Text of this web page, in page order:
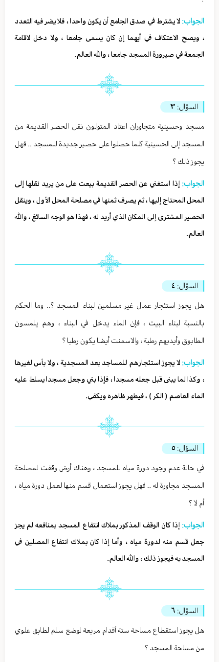
الجواب: لا يشترط في صدق الجامع أن يكون واحدا ، فلا يضر فيه التعدد
، ويصح الاعتكاف في أيهما إن كان يسمى جامعا ، ولا دخل لاقامة
الجمعة في صيرورة المسجد جامعا ، والله العالم.
السؤال: ٣
مسجد وحسينية متجاوران اعتاد المتولون نقل الحصر القديمة من
المسجد إلى الحسينية كلما حصلوا على حصير جديدة للمسجد .. فهل
يجوز ذلك ؟
الجواب: إذا استغني عن الحصر القديمة بيعت على من يريد نقلها إلى
المحل المحتاج إليها ، ثم يصرف ثمنها في مصلحة المحل الأول ، وينقل
الحصير المشترى إلى المكان الذي أريد له ، فهذا هو الوجه السائغ ، والله
العالم.
السؤال: ٤
هل يجوز استئجار عمال غير مسلمين لبناء المسجد ؟.. وما الحكم
بالنسبة لبناء البيت ، فإن الماء يدخل في البناء ، وهم يلمسون
الطابوق وأيديهم رطبة ، والاسمنت أيضا يكون رطبا ؟
الجواب: لا يجوز استئجارهم للمساجد بعد المسجدية ، ولا بأس لغيرها
، وكذا لما يبنى قبل جعله مسجدا ، فإذا بني وجعل مسجدا يسلط عليه
الماء العاصم ( الكر ) ، فيطهر ظاهره ويكفي.
السؤال: ٥
في حالة عدم وجود دورة مياه للمسجد ، وهناك أرض وقفت لمصلحة
المسجد مجاورة له .. فهل يجوز استعمال قسم منها لعمل دورة مياه ،
أم لا ؟
الجواب: إذا كان الوقف المذكور بملاك انتفاع المسجد بمنافعه لم يجز
جعل قسم منه لدورة مياه ، وأما إذا كان بملاك انتفاع المصلين في
المسجد به فيجوز ذلك ، والله العالم.
السؤال: ٦
هل يجوز استقطاع مساحة ستة أقدام مربعة لوضع سلم لطابق علوي
من مساحة المسجد ؟